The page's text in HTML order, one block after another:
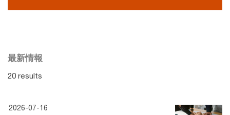
最新情報
20 results
2026-07-16